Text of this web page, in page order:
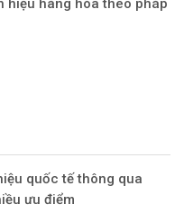
hiệu hàng hóa theo pháp
quốc tế thông qua
ưu điểm